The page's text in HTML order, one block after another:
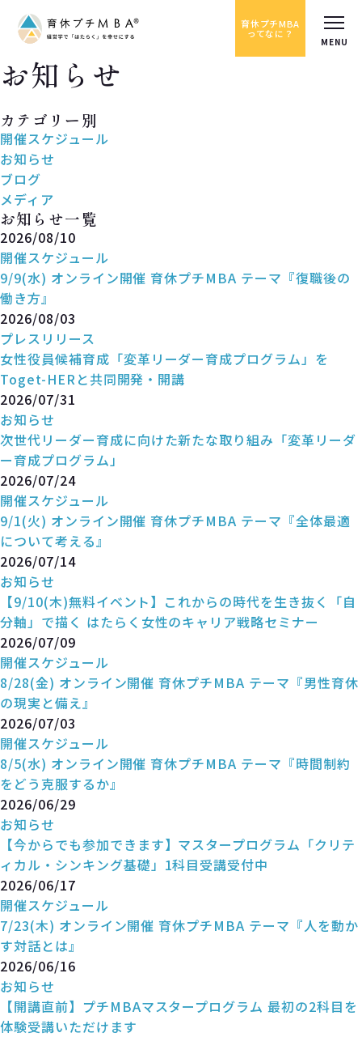
育休プチMBA
ってなに？
お知らせ
カテゴリー別
開催スケジュール
お知らせ
ブログ
メディア
お知らせ一覧
2026/08/10
開催スケジュール
9/9(水) オンライン開催 育休プチMBA テーマ『復職後の
働き方』
2026/08/03
プレスリリース
女性役員候補育成「変革リーダー育成プログラム」を
Toget-HERと共同開発・開講
2026/07/31
お知らせ
次世代リーダー育成に向けた新たな取り組み「変革リーダ
ー育成プログラム」
2026/07/24
開催スケジュール
9/1(火) オンライン開催 育休プチMBA テーマ『全体最適
について考える』
2026/07/14
お知らせ
【9/10(木)無料イベント】これからの時代を生き抜く「自
分軸」で描く はたらく女性のキャリア戦略セミナー
2026/07/09
開催スケジュール
8/28(金) オンライン開催 育休プチMBA テーマ『男性育休
の現実と備え』
2026/07/03
開催スケジュール
8/5(水) オンライン開催 育休プチMBA テーマ『時間制約
をどう克服するか』
2026/06/29
お知らせ
【今からでも参加できます】マスタープログラム「クリテ
ィカル・シンキング基礎」1科目受講受付中
2026/06/17
開催スケジュール
7/23(木) オンライン開催 育休プチMBA テーマ『人を動か
す対話とは』
2026/06/16
お知らせ
【開講直前】プチMBAマスタープログラム 最初の2科目を
体験受講いただけます